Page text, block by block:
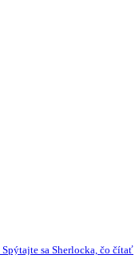
Spýtajte sa Sherlocka, čo čítať